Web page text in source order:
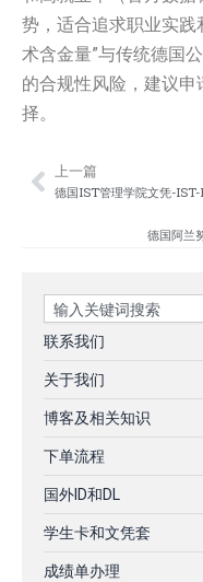
势，适合追求职业实践
术含金量”与传统德国
的合规性风险，建议
择。
Prev
上一篇
德国IST管理学院文凭-
德国阿兰
Search
联系我们
关于我们
博客及相关知识
下单流程
国外ID和DL
学生卡和文凭套
成绩单办理